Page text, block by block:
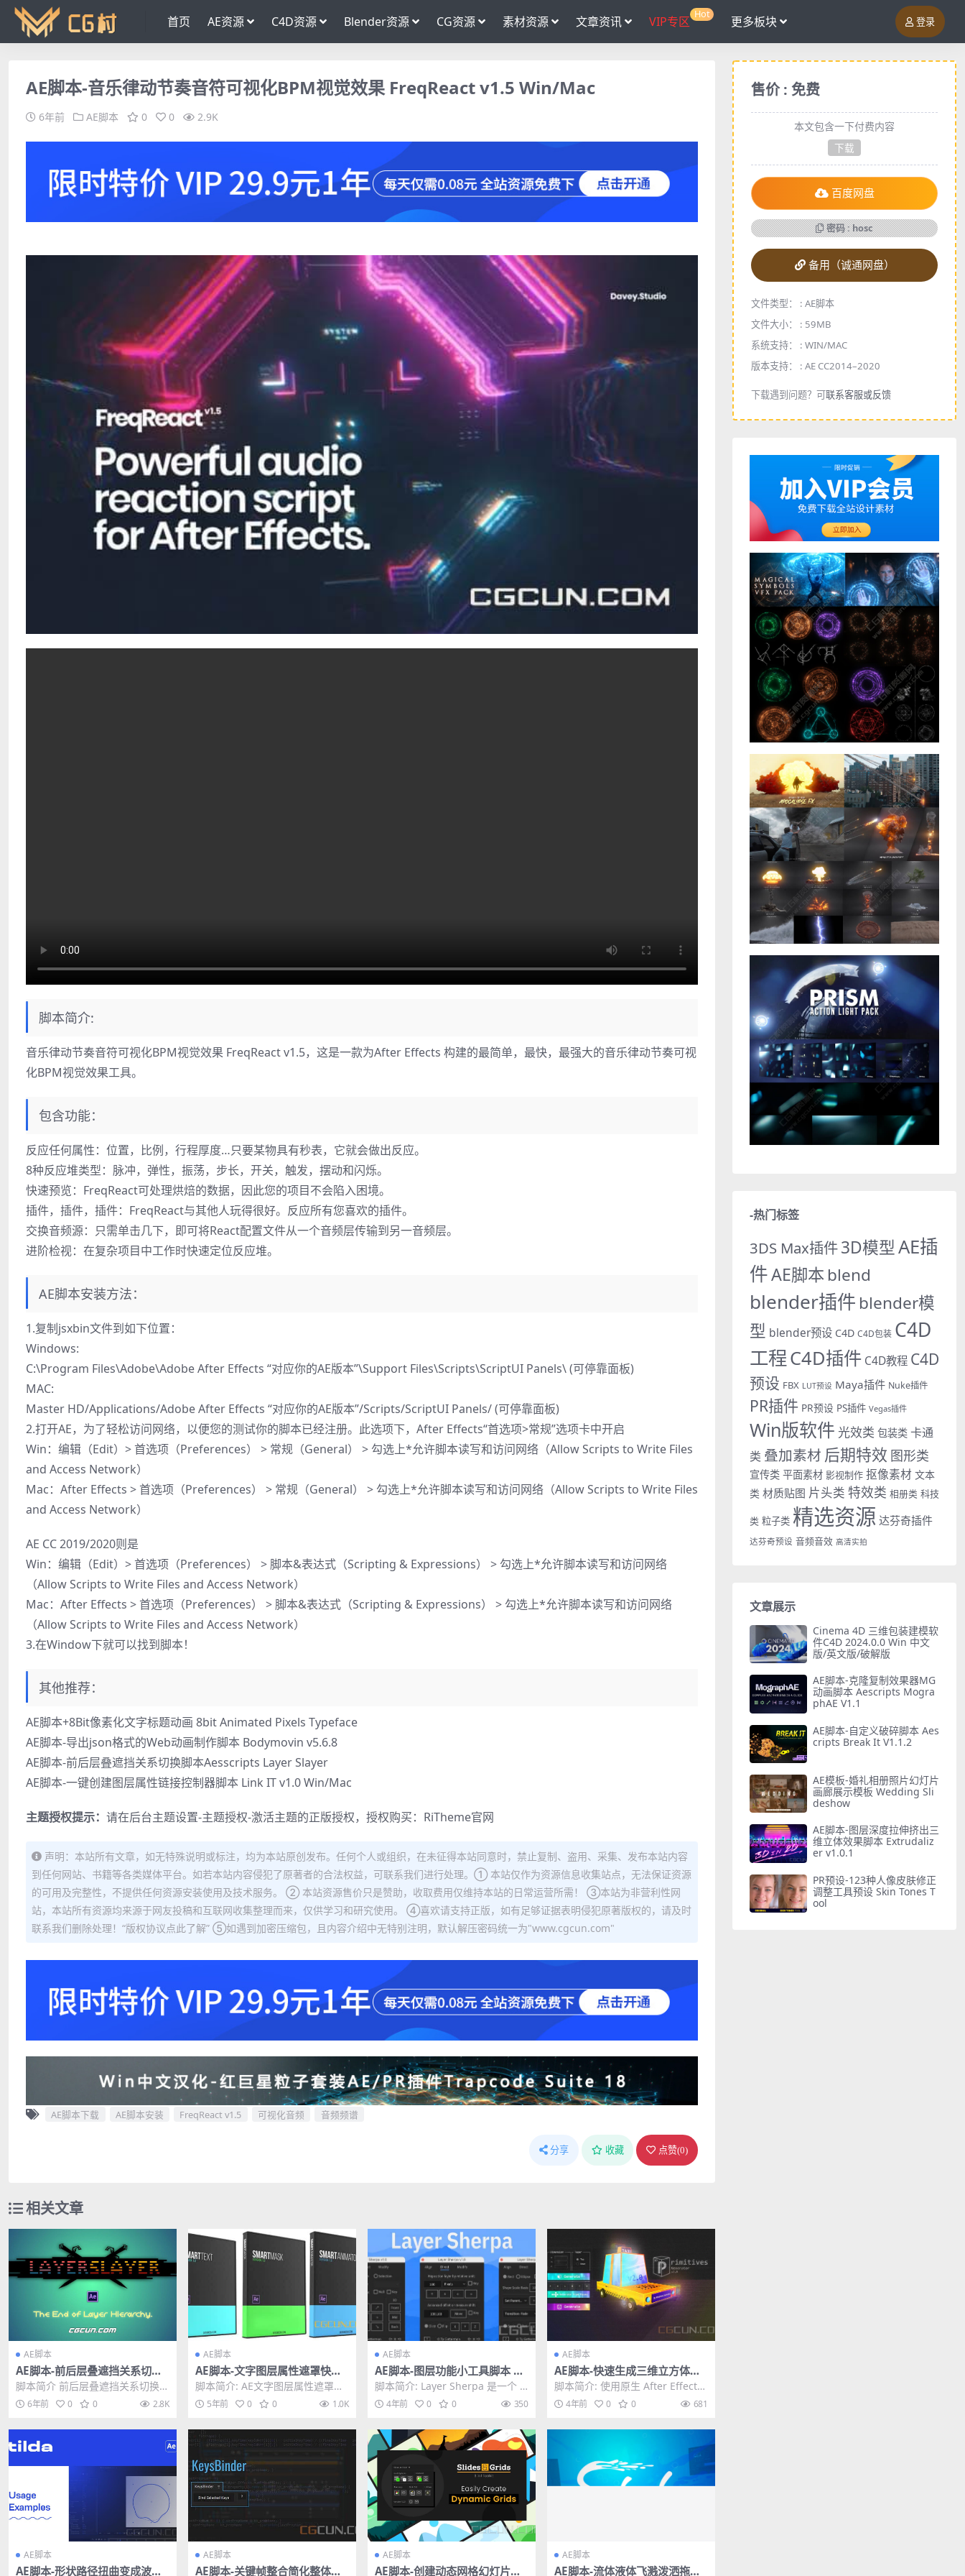
首页 AE资源 C4D资源 Blender资源 CG资源 素材资源 文章资讯 VIP专区 Hot 更多板块 登录
AE脚本-音乐律动节奏音符可视化BPM视觉效果 FreqReact v1.5 Win/Mac
6年前 AE脚本 0 0 2.9K
脚本简介:
音乐律动节奏音符可视化BPM视觉效果 FreqReact v1.5，这是一款为After Effects 构建的最简单，最快，最强大的音乐律动节奏可视
化BPM视觉效果工具。
包含功能：
反应任何属性：位置，比例，行程厚度…只要某物具有秒表，它就会做出反应。
8种反应堆类型：脉冲，弹性，振荡，步长，开关，触发，摆动和闪烁。
快速预览：FreqReact可处理烘焙的数据，因此您的项目不会陷入困境。
插件，插件，插件：FreqReact与其他人玩得很好。反应所有您喜欢的插件。
交换音频源：只需单击几下，即可将React配置文件从一个音频层传输到另一音频层。
进阶检视：在复杂项目中工作时快速定位反应堆。
AE脚本安装方法：
1.复制jsxbin文件到如下位置：
Windows:
C:\Program Files\Adobe\Adobe After Effects “对应你的AE版本”\Support Files\Scripts\ScriptUI Panels\ (可停靠面板)
MAC:
Master HD/Applications/Adobe After Effects “对应你的AE版本”/Scripts/ScriptUI Panels/ (可停靠面板)
2.打开AE，为了轻松访问网络，以便您的测试你的脚本已经注册。此选项下，After Effects“首选项>常规”选项卡中开启
Win：编辑（Edit）> 首选项（Preferences） > 常规（General） > 勾选上*允许脚本读写和访问网络（Allow Scripts to Write Files
and Access Network）
Mac：After Effects > 首选项（Preferences） > 常规（General） > 勾选上*允许脚本读写和访问网络（Allow Scripts to Write Files
and Access Network）
AE CC 2019/2020则是
Win：编辑（Edit）> 首选项（Preferences） > 脚本&表达式（Scripting & Expressions） > 勾选上*允许脚本读写和访问网络
（Allow Scripts to Write Files and Access Network）
Mac：After Effects > 首选项（Preferences） > 脚本&表达式（Scripting & Expressions） > 勾选上*允许脚本读写和访问网络
（Allow Scripts to Write Files and Access Network）
3.在Window下就可以找到脚本！
其他推荐：
AE脚本+8Bit像素化文字标题动画 8bit Animated Pixels Typeface
AE脚本-导出json格式的Web动画制作脚本 Bodymovin v5.6.8
AE脚本-前后层叠遮挡关系切换脚本Aesscripts Layer Slayer
AE脚本-一键创建图层属性链接控制器脚本 Link IT v1.0 Win/Mac
主题授权提示： 请在后台主题设置-主题授权-激活主题的正版授权，授权购买： RiTheme官网
声明：本站所有文章，如无特殊说明或标注，均为本站原创发布。任何个人或组织，在未征得本站同意时，禁止复制、盗用、采集、发布本站内容
到任何网站、书籍等各类媒体平台。如若本站内容侵犯了原著者的合法权益，可联系我们进行处理。① 本站仅作为资源信息收集站点，无法保证资源
的可用及完整性，不提供任何资源安装使用及技术服务。 ② 本站资源售价只是赞助，收取费用仅维持本站的日常运营所需！ ③本站为非营利性网
站，本站所有资源均来源于网友投稿和互联网收集整理而来，仅供学习和研究使用。 ④喜欢请支持正版，如有足够证据表明侵犯原著版权的，请及时
联系我们删除处理！“版权协议点此了解” ⑤如遇到加密压缩包，且内容介绍中无特别注明，默认解压密码统一为"www.cgcun.com"
AE脚本下载 AE脚本安装 FreqReact v1.5 可视化音频 音频频谱
分享 收藏 点赞(0)
相关文章
AE脚本
AE脚本-前后层叠遮挡关系切换
脚本Aesscripts Layer Slayer
脚本简介 前后层叠遮挡关系切换脚
本Aesscripts Layer Slayer...
6年前 0 0 2.8K
AE脚本
AE脚本-文字图层属性遮罩快速
创建动画工具 Smart Text/Sm
art Animator/Smart Mask
脚本简介: AE文字图层属性遮罩快
速创建动画工具 Smart Text/Sma
r... 5年前 0 0 1.0K
AE脚本
AE脚本-图层功能小工具脚本 Ae
scripts Layer Sherpa V1.0
脚本简介: Layer Sherpa 是一个 A
fter Effects 脚本，...
4年前 0 0 350
AE脚本
AE脚本-快速生成三维立方体圆
柱矩形图层工具 3D Primitives
Generator V2.0
脚本简介: 使用原生 After Effects
图层生成 3D 对象。只需单击...
4年前 0 0 681
AE脚本
AE脚本-形状路径扭曲变成波浪
AE脚本
AE脚本-关键帧整合简化整体控
AE脚本
AE脚本-创建动态网格幻灯片视
AE脚本
AE脚本-流体液体飞溅泼洒拖尾
售价 : 免费
本文包含一下付费内容
下载
百度网盘
密码 : hosc
备用（诚通网盘）
文件类型： : AE脚本
文件大小： : 59MB
系统支持： : WIN/MAC
版本支持： : AE CC2014–2020
下载遇到问题？可联系客服或反馈
-热门标签
3DS Max插件3D模型AE插
件AE脚本 blend
blender插件 blender模
型 blender预设 C4D C4D包装 C4D
工程C4D插件 C4D教程 C4D
预设 FBX LUT预设 Maya插件 Nuke插件
PR插件 PR预设 PS插件 Vegas插件
Win版软件 光效类 包装类 卡通
类 叠加素材 后期特效 图形类
宣传类 平面素材 影视制作 抠像素材 文本
类 材质贴图 片头类 特效类 相册类 科技
类 粒子类 精选资源 达芬奇插件
达芬奇预设 音频音效 高清实拍
文章展示
Cinema 4D 三维包装建模软
件C4D 2024.0.0 Win 中文
版/英文版/破解版
AE脚本-克隆复制效果器MG
动画脚本 Aescripts Mogra
phAE V1.1
AE脚本-自定义破碎脚本 Aes
cripts Break It V1.1.2
AE模板-婚礼相册照片幻灯片
画廊展示模板 Wedding Sli
deshow
AE脚本-图层深度拉伸挤出三
维立体效果脚本 Extrudaliz
er v1.0.1
PR预设-123种人像皮肤修正
调整工具预设 Skin Tones T
ool